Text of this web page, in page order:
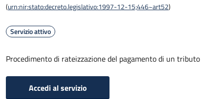
(urn:nir:stato:decreto.legislativo:1997-12-15;446~art52)
Servizio attivo
Procedimento di rateizzazione del pagamento di un tributo
Accedi al servizio